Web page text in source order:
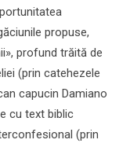
propuse,
profund trăită de
(prin catehezele
capucin Damiano
cu text biblic
(prin